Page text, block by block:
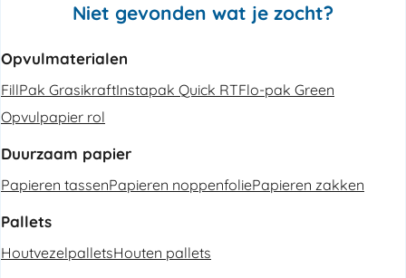
Niet gevonden wat je zocht?
Opvulmaterialen
FillPak GrasikraftInstapak Quick RTFlo-pak Green
Opvulpapier rol
Duurzaam papier
Papieren tassenPapieren noppenfoliePapieren zakken
Pallets
HoutvezelpalletsHouten pallets